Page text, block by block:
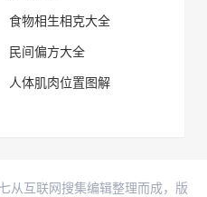
食物相生相克大全
民间偏方大全
人体肌肉位置图解
从互联网搜集编辑整理而成，版